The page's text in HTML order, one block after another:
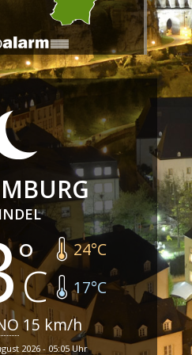
24°C
17°C
15 km/h
2026 - 05:05 Uhr